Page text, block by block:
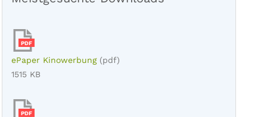
PDF
ePaper Kinowerbung (pdf)
1515 KB
PDF